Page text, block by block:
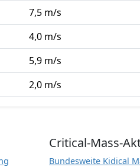
7,5 m/s
4,0 m/s
5,9 m/s
2,0 m/s
Critical-Mass-
Bundesweite Kidical